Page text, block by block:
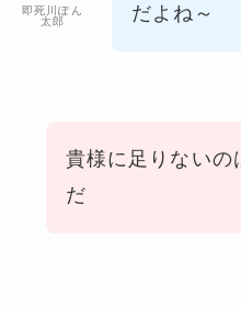
即死川ぽん
太郎
だよね～
貴様に足りないの
だ